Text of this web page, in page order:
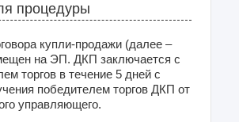
процедуры
купли-продажи (далее –
на ЭП. ДКП заключается с
торгов в течение 5 дней с
победителем торгов ДКП от
управляющего.